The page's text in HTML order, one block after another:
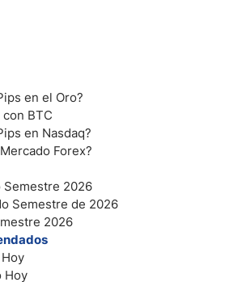
en el Oro?
BTC
en Nasdaq?
Forex?
Semestre 2026
Semestre de 2026
2026
Hoy